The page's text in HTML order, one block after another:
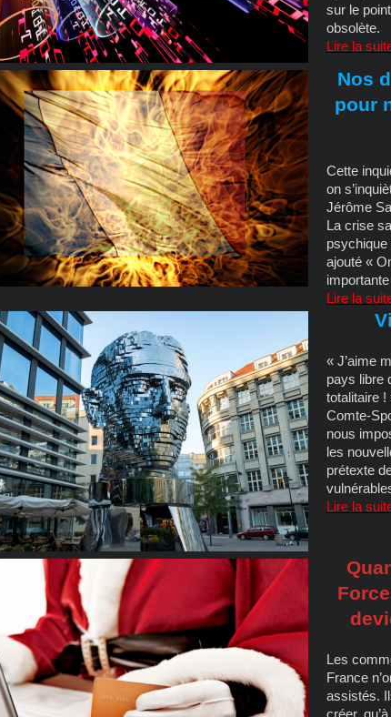
sur le
obsolète.
Lire la
Nos
pour
Cette
on
Jérôme
La crise
ajouté «
Lire la
« J’aime
pays libre
totalitaire !
Comte-
nous
les
prétexte
Lire la
Les
France
assistés.
créer,